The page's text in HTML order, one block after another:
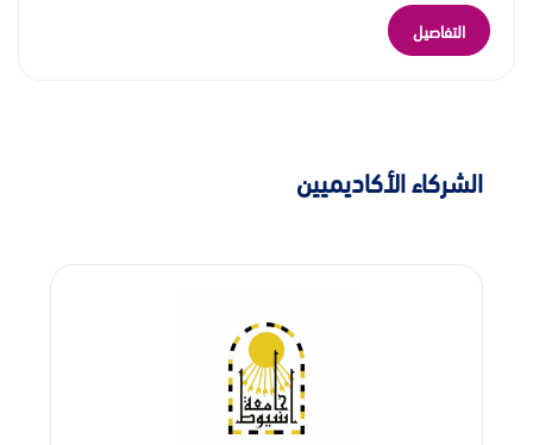
التفاصيل
الشركاء الأكاديميين